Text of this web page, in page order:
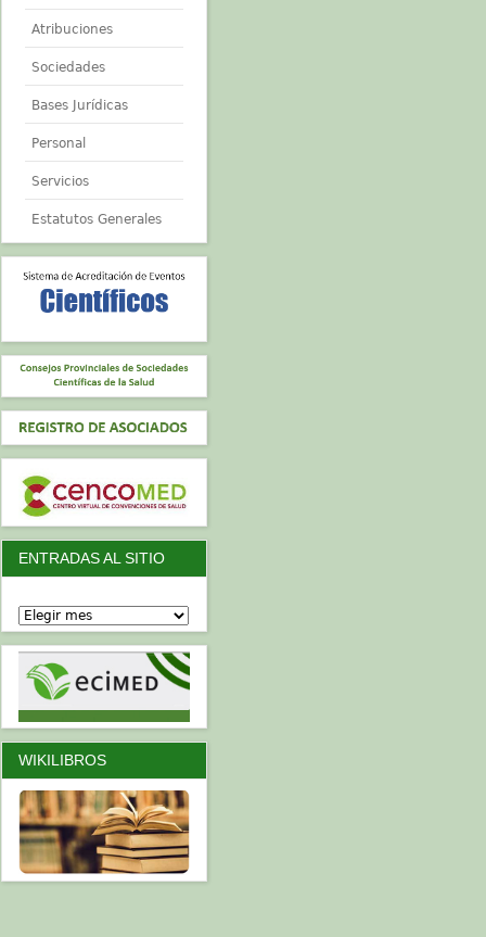
Atribuciones
Sociedades
Bases Jurídicas
Personal
Servicios
Estatutos Generales
ENTRADAS AL SITIO
WIKILIBROS